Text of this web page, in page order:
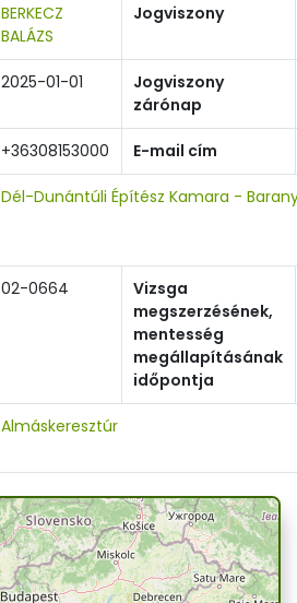
BERKECZ
BALÁZS
Jogviszony
2025-01-01
Jogviszony
zárónap
+36308153000 E-mail cím
Dél-Dunántúli Építész Kamara -
02-0664
Vizsga
megszerzésének,
mentesség
megállapításának
időpontja
Almáskeresztúr